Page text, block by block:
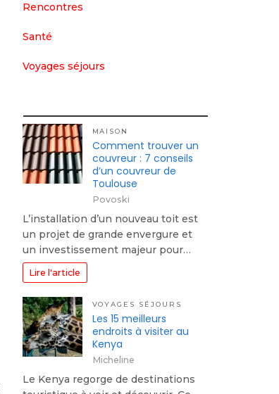
Rencontres
Santé
Voyages séjours
MAISON
Comment trouver un
couvreur : 7 conseils
d’un couvreur de
Toulouse
Povoski
L’installation d’un nouveau toit est
un projet de grande envergure et
un investissement majeur pour…
Lire l'article
VOYAGES SÉJOURS
Les 15 meilleurs
endroits à visiter au
Kenya
Micheline
Le Kenya regorge de destinations